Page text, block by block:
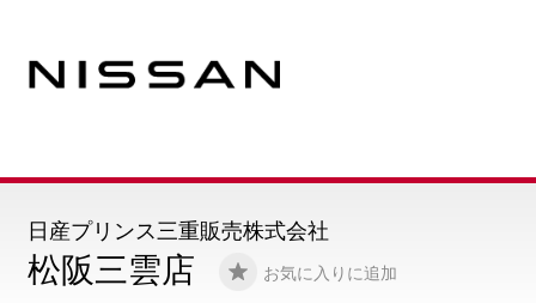
松阪三雲店 お気に入りに追加
日産プリンス三重販売株式会社